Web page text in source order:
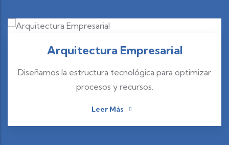
Arquitectura Empresarial
la estructura tecnológica para optimizar
procesos y recursos.
Leer Más